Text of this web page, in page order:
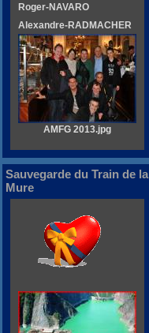
Roger-NAVARO
Alexandre-RADMACHER
AMFG 2013.jpg
Sauvegarde du Train de la
Mure